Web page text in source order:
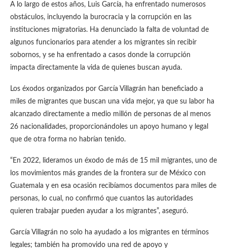
A lo largo de estos años, Luis García, ha enfrentado numerosos
obstáculos, incluyendo la burocracia y la corrupción en las
instituciones migratorias. Ha denunciado la falta de voluntad de
algunos funcionarios para atender a los migrantes sin recibir
sobornos, y se ha enfrentado a casos donde la corrupción
impacta directamente la vida de quienes buscan ayuda.
Los éxodos organizados por García Villagrán han beneficiado a
miles de migrantes que buscan una vida mejor, ya que su labor ha
alcanzado directamente a medio millón de personas de al menos
26 nacionalidades, proporcionándoles un apoyo humano y legal
que de otra forma no habrían tenido.
“En 2022, lideramos un éxodo de más de 15 mil migrantes, uno de
los movimientos más grandes de la frontera sur de México con
Guatemala y en esa ocasión recibíamos documentos para miles de
personas, lo cual, no confirmó que cuantos las autoridades
quieren trabajar pueden ayudar a los migrantes”, aseguró.
García Villagrán no solo ha ayudado a los migrantes en términos
legales; también ha promovido una red de apoyo y